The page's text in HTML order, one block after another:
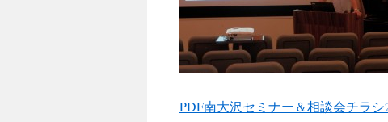
PDF南大沢セミナー＆相談会チラシ